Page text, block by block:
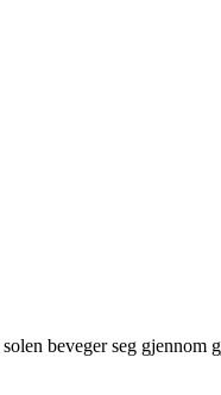
beveger seg gjennom